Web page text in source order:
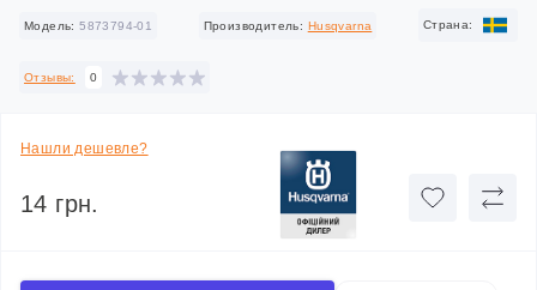
Модель: 5873794-01 Производитель: Husqvarna Cтрана:
Отзывы: 0
Нашли дешевле?
14 грн.